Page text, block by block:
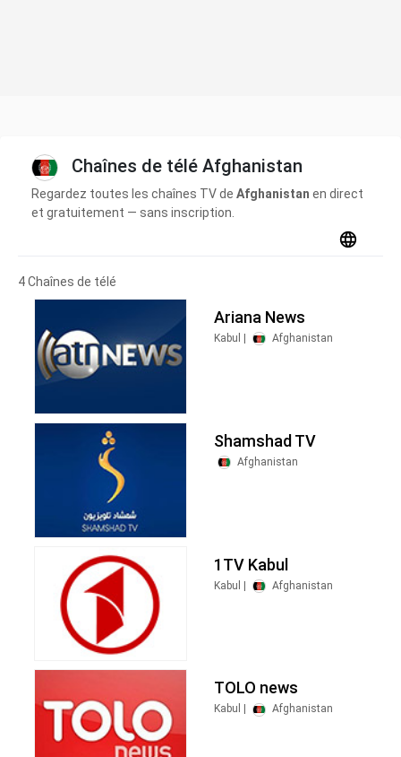
Chaînes de télé Afghanistan
Regardez toutes les chaînes TV de Afghanistan en direct
et gratuitement — sans inscription.
4 Chaînes de télé
Ariana News
Kabul | Afghanistan
Shamshad TV
Afghanistan
1TV Kabul
Kabul | Afghanistan
TOLO news
Kabul | Afghanistan